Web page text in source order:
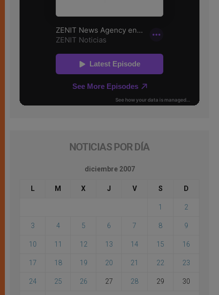
NOTICIAS POR DÍA
diciembre 2007
L M X J V S D
1 2
3 4 5 6 7 8 9
10 11 12 13 14 15 16
17 18 19 20 21 22 23
24 25 26 27 28 29 30